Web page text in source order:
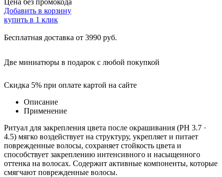
Добавить в корзину
купить в 1 клик
Бесплатная доставка от 3990 руб.
Две миниатюры в подарок с любой покупкой
Скидка 5% при оплате картой на сайте
Описание
Применение
Ритуал для закрепления цвета после окрашивания (PH 3.7 ·
4.5) мягко воздействует на структуру, укрепляет и питает
поврежденные волосы, сохраняет стойкость цвета и
способствует закреплению интенсивного и насыщенного
оттенка на волосах. Содержит активные компоненты, которые
смягчают поврежденные волосы.